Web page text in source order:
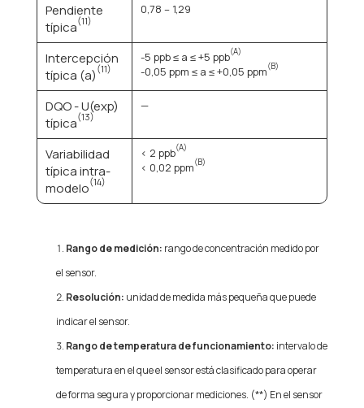
Pendiente
típica(11)
0,78 – 1,29
Intercepción
típica (a) (11)
-5 ppb ≤ a ≤ +5 ppb(A)
-0,05 ppm ≤ a ≤ +0,05 ppm(B)
DQO - U(exp)
típica(13)
—
Variabilidad
típica intra-
modelo(14)
< 2 ppb(A)
< 0,02 ppm(B)
Rango de medición: rango de concentración medido por
el sensor.
Resolución: unidad de medida más pequeña que puede
indicar el sensor.
Rango de temperatura de funcionamiento: intervalo de
temperatura en el que el sensor está clasificado para operar
de forma segura y proporcionar mediciones. (**) En el sensor